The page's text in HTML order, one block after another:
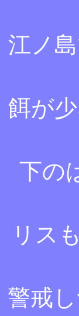
江ノ
餌が
下の
リス
警戒